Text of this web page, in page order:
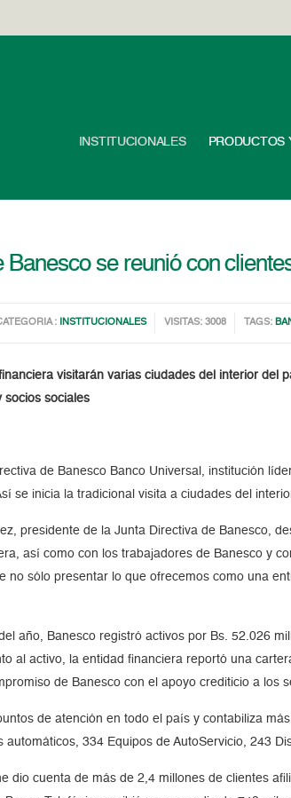
INSTITUCIONALES PRODUCTOS
Banesco se reunió con
: INSTITUCIONALES VISITAS: 3008 TAGS:
visitarán varias ciudades del interior
socios sociales
de Banesco Banco Universal, institución
se inicia la tradicional visita a ciudades del
presidente de la Junta Directiva de Banesco,
así como con los trabajadores de Banesco y
no sólo presentar lo que ofrecemos como una
año, Banesco registró activos por Bs. 52.026
al activo, la entidad financiera reportó una
de Banesco con el apoyo crediticio a los
de atención en todo el país y contabiliza
automáticos, 334 Equipos de AutoServicio, 243
dio cuenta de más de 2,4 millones de clientes